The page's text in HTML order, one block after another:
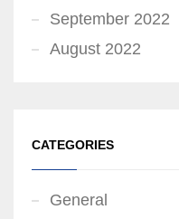
September 2022
August 2022
CATEGORIES
General